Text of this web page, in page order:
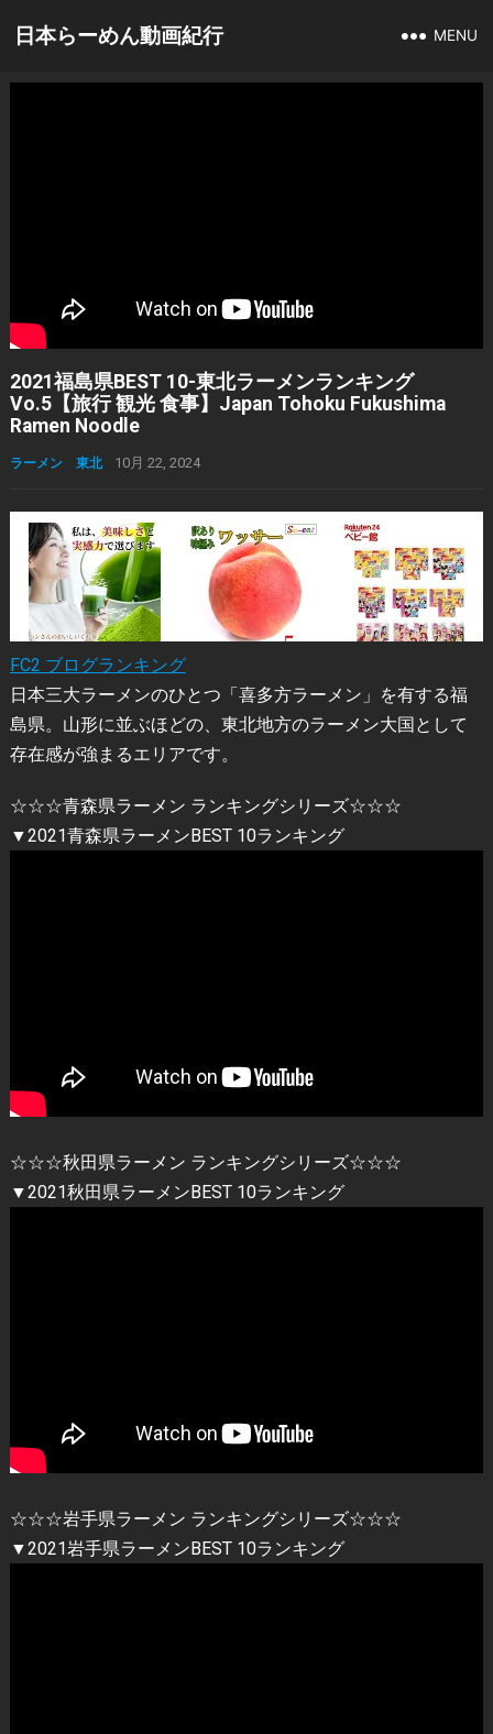
日本らーめん動画紀行 MENU
2021福島県BEST 10-東北ラーメンランキング
Vo.5【旅行 観光 食事】Japan Tohoku Fukushima
Ramen Noodle
ラーメン 東北 10月 22, 2024
FC2 ブログランキング
日本三大ラーメンのひとつ「喜多方ラーメン」を有する福
島県。山形に並ぶほどの、東北地方のラーメン大国として
存在感が強まるエリアです。
☆☆☆青森県ラーメン ランキングシリーズ☆☆☆
▼2021青森県ラーメンBEST 10ランキング
☆☆☆秋田県ラーメン ランキングシリーズ☆☆☆
▼2021秋田県ラーメンBEST 10ランキング
☆☆☆岩手県ラーメン ランキングシリーズ☆☆☆
▼2021岩手県ラーメンBEST 10ランキング